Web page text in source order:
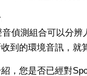
音偵測組合可以分
到的環境音訊，就
，您是否已經對